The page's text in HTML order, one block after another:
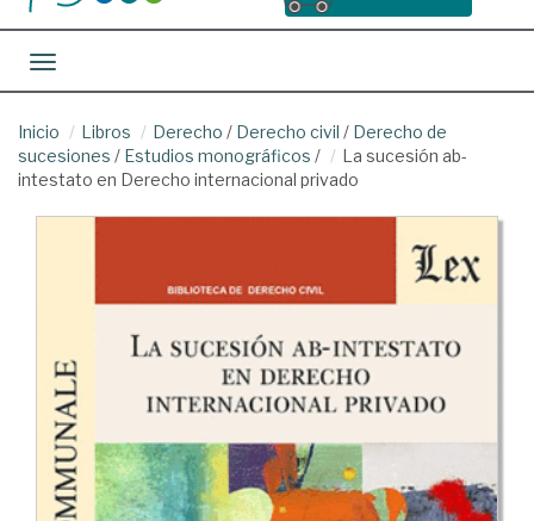
Toggle navigation
Inicio Libros Derecho / Derecho civil / Derecho de
sucesiones / Estudios monográficos /
La sucesión ab-
intestato en Derecho internacional privado